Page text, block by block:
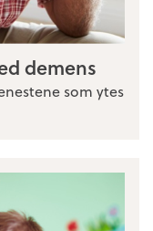
demens
som ytes